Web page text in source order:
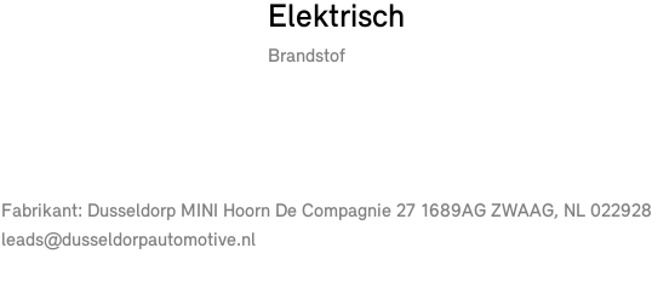
Elektrisch
Brandstof
Fabrikant: Dusseldorp MINI Hoorn De Compagnie 27 1689AG ZWAAG, NL 0229282100 http://www.dusseldorpmini.nl
leads@dusseldorpautomotive.nl